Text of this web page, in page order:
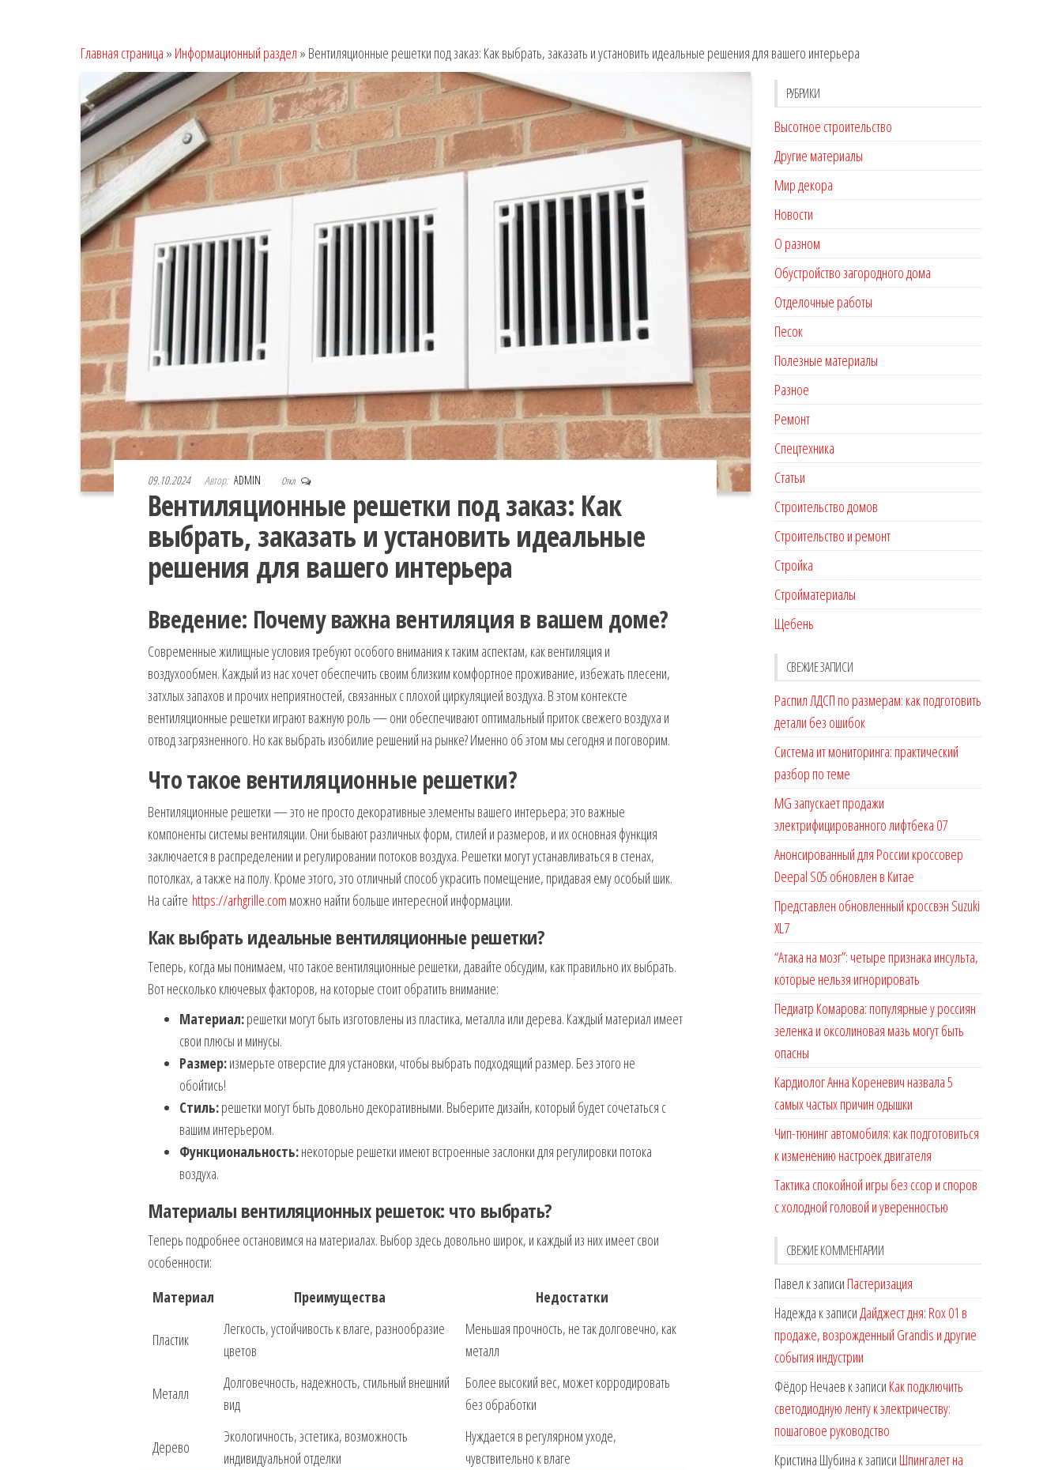
Главная страница » Информационный раздел » Вентиляционные решетки под заказ: Как выбрать, заказать и установить идеальные решения для вашего интерьера
09.10.2024 Автор: ADMIN Откл
Вентиляционные решетки под заказ: Как
выбрать, заказать и установить идеальные
решения для вашего интерьера
Введение: Почему важна вентиляция в вашем доме?
Современные жилищные условия требуют особого внимания к таким аспектам, как вентиляция и
воздухообмен. Каждый из нас хочет обеспечить своим близким комфортное проживание, избежать плесени,
затхлых запахов и прочих неприятностей, связанных с плохой циркуляцией воздуха. В этом контексте
вентиляционные решетки играют важную роль — они обеспечивают оптимальный приток свежего воздуха и
отвод загрязненного. Но как выбрать изобилие решений на рынке? Именно об этом мы сегодня и поговорим.
Что такое вентиляционные решетки?
Вентиляционные решетки — это не просто декоративные элементы вашего интерьера; это важные
компоненты системы вентиляции. Они бывают различных форм, стилей и размеров, и их основная функция
заключается в распределении и регулировании потоков воздуха. Решетки могут устанавливаться в стенах,
потолках, а также на полу. Кроме этого, это отличный способ украсить помещение, придавая ему особый шик.
На сайте https://arhgrille.com можно найти больше интересной информации.
Как выбрать идеальные вентиляционные решетки?
Теперь, когда мы понимаем, что такое вентиляционные решетки, давайте обсудим, как правильно их выбрать.
Вот несколько ключевых факторов, на которые стоит обратить внимание:
Материал:решетки могут быть изготовлены из пластика, металла или дерева. Каждый материал имеет
свои плюсы и минусы.
Размер:измерьте отверстие для установки, чтобы выбрать подходящий размер. Без этого не
обойтись!
Стиль:решетки могут быть довольно декоративными. Выберите дизайн, который будет сочетаться с
вашим интерьером.
Функциональность:некоторые решетки имеют встроенные заслонки для регулировки потока
воздуха.
Материалы вентиляционных решеток: что выбрать?
Теперь подробнее остановимся на материалах. Выбор здесь довольно широк, и каждый из них имеет свои
особенности:
Материал
Преимущества Недостатки
Пластик
Легкость, устойчивость к влаге, разнообразие
цветов
Меньшая прочность, не так долговечно, как
металл
Металл
Долговечность, надежность, стильный внешний
вид
Более высокий вес, может корродировать
без обработки
Дерево
Экологичность, эстетика, возможность
индивидуальной отделки
Нуждается в регулярном уходе,
чувствительно к влаге
РУБРИКИ
Высотное строительство
Другие материалы
Мир декора
Новости
О разном
Обустройство загородного дома
Отделочные работы
Песок
Полезные материалы
Разное
Ремонт
Спецтехника
Статьи
Строительство домов
Строительство и ремонт
Стройка
Стройматериалы
Щебень
СВЕЖИЕ ЗАПИСИ
Распил ЛДСП по размерам: как подготовить
детали без ошибок
Система ит мониторинга: практический
разбор по теме
MG запускает продажи
электрифицированного лифтбека 07
Анонсированный для России кроссовер
Deepal S05 обновлен в Китае
Представлен обновленный кроссвэн Suzuki
XL7
“Атака на мозг”: четыре признака инсульта,
которые нельзя игнорировать
Педиатр Комарова: популярные у россиян
зеленка и оксолиновая мазь могут быть
опасны
Кардиолог Анна Кореневич назвала 5
самых частых причин одышки
Чип-тюнинг автомобиля: как подготовиться
к изменению настроек двигателя
Тактика спокойной игры без ссор и споров
с холодной головой и уверенностью
СВЕЖИЕ КОММЕНТАРИИ
Павел к записи Пастеризация
Надежда к записиДайджест дня: Rox 01 в
продаже, возрожденный Grandis и другие
события индустрии
Фёдор Нечаев к записи Как подключить
светодиодную ленту к электричеству:
пошаговое руководство
Кристина Шубина к записи Шпингалет на